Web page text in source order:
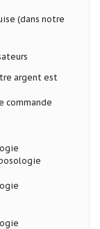
(dans notre
argent est
commande